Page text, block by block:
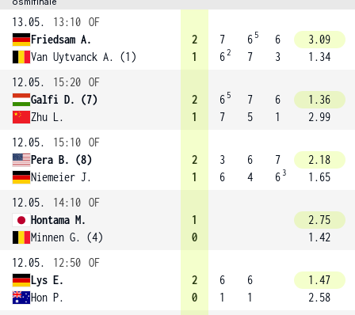
13.05. 13:10 OF
Friedsam A.
Van Uytvanck A. (1)
2
1
7
62
6 5
7
6
3
3.09
1.34
12.05.
15:20 OF
Galfi D. (7)
Zhu L.
2
1
6 5
7
7
5
6
1
1.36
2.99
12.05.
15:10 OF
Pera B. (8)
Niemeier J.
2
1
3
6
6
4
7
6 3
2.18
1.65
12.05.
14:10 OF
Hontama M.
Minnen G. (4)
1
0
2.75
1.42
12.05.
12:50 OF
Lys E.
Hon P.
2
0
6
1
6
1
1.47
2.58